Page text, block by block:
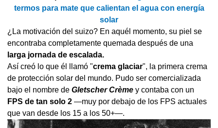
termos para mate que calientan el agua con energía
solar
¿La motivación del suizo? En aquél momento, su piel se
encontraba completamente quemada después de una
larga jornada de escalada.
Así creó lo que él llamó "crema glaciar", la primera crema
de protección solar del mundo. Pudo ser comercializada
bajo el nombre de Gletscher Crème y contaba con un
FPS de tan solo 2 —muy por debajo de los FPS actuales
que van desde los 15 a los 50+—.